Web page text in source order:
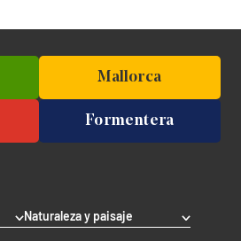
Mallorca
Formentera
Naturaleza y paisaje